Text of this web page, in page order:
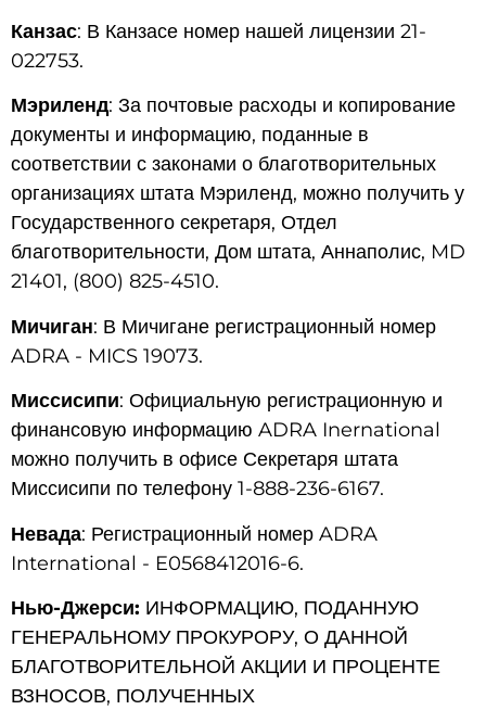
Канзас: В Канзасе номер нашей лицензии 21-
022753.
Мэриленд: За почтовые расходы и копирование
документы и информацию, поданные в
соответствии с законами о благотворительных
организациях штата Мэриленд, можно получить у
Государственного секретаря, Отдел
благотворительности, Дом штата, Аннаполис, MD
21401, (800) 825-4510.
Мичиган: В Мичигане регистрационный номер
ADRA - MICS 19073.
Миссисипи: Официальную регистрационную и
финансовую информацию ADRA Inernational
можно получить в офисе Секретаря штата
Миссисипи по телефону 1-888-236-6167.
Невада: Регистрационный номер ADRA
International - E0568412016-6.
Нью-Джерси: ИНФОРМАЦИЮ, ПОДАННУЮ
ГЕНЕРАЛЬНОМУ ПРОКУРОРУ, О ДАННОЙ
БЛАГОТВОРИТЕЛЬНОЙ АКЦИИ И ПРОЦЕНТЕ
ВЗНОСОВ, ПОЛУЧЕННЫХ